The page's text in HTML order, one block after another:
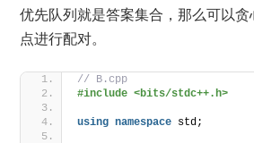
优先队列就是答案集合，那么可以
点进行配对。
// B.cpp
#include <bits/stdc++.h>
using namespace std;